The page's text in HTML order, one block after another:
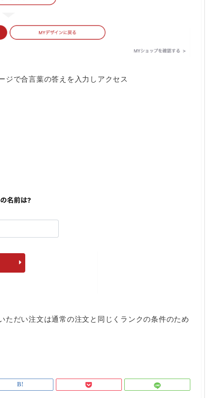
で合言葉の答えを入力しアクセス
だい注文は通常の注文と同じくランクの条件のため